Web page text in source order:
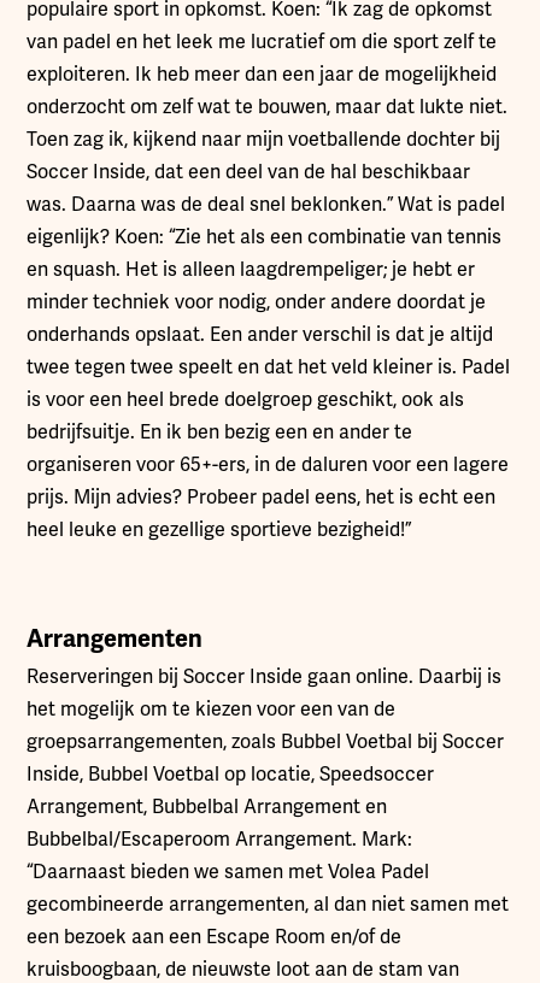
populaire sport in opkomst. Koen: “Ik zag de opkomst
van padel en het leek me lucratief om die sport zelf te
exploiteren. Ik heb meer dan een jaar de mogelijkheid
onderzocht om zelf wat te bouwen, maar dat lukte niet.
Toen zag ik, kijkend naar mijn voetballende dochter bij
Soccer Inside, dat een deel van de hal beschikbaar
was. Daarna was de deal snel beklonken.” Wat is padel
eigenlijk? Koen: “Zie het als een combinatie van tennis
en squash. Het is alleen laagdrempeliger; je hebt er
minder techniek voor nodig, onder andere doordat je
onderhands opslaat. Een ander verschil is dat je altijd
twee tegen twee speelt en dat het veld kleiner is. Padel
is voor een heel brede doelgroep geschikt, ook als
bedrijfsuitje. En ik ben bezig een en ander te
organiseren voor 65+-ers, in de daluren voor een lagere
prijs. Mijn advies? Probeer padel eens, het is echt een
heel leuke en gezellige sportieve bezigheid!”
Arrangementen
Reserveringen bij Soccer Inside gaan online. Daarbij is
het mogelijk om te kiezen voor een van de
groepsarrangementen, zoals Bubbel Voetbal bij Soccer
Inside, Bubbel Voetbal op locatie, Speedsoccer
Arrangement, Bubbelbal Arrangement en
Bubbelbal/Escaperoom Arrangement. Mark:
“Daarnaast bieden we samen met Volea Padel
gecombineerde arrangementen, al dan niet samen met
een bezoek aan een Escape Room en/of de
kruisboogbaan, de nieuwste loot aan de stam van